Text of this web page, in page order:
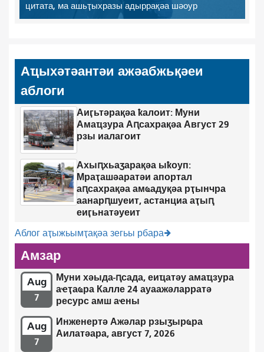
цитата, ма ашьҭыхразы адыррақәа шәоур
Аҵыхәтәантәи ажәабжьқәеи
аблоги
Аиӷьтәрақәа ҟалоит: Муни
Амаҵзура Аԥсахрақәа Август 29
рзы иалагоит
Ахыԥхьаӡарақәа ыҟоуп:
Мраҭашәаратәи апортал
аԥсахрақәа амҩадуқәа рҭынчра
аанарԥшуеит, астанциа аҭыԥ
еиӷьнатәуеит
Аблог аҭыжьымҭақәа зегьы рбара
Амзар
Aug
7
Муни хәыда-ԥсада, еиҵатәу амаҵзура
аҽҭаҩра Калле 24 ауаажәларратә
ресурс амш аҽны
Aug
7
Инженертә Ажәлар рзыӡырҩра
Аилатәара, август 7, 2026